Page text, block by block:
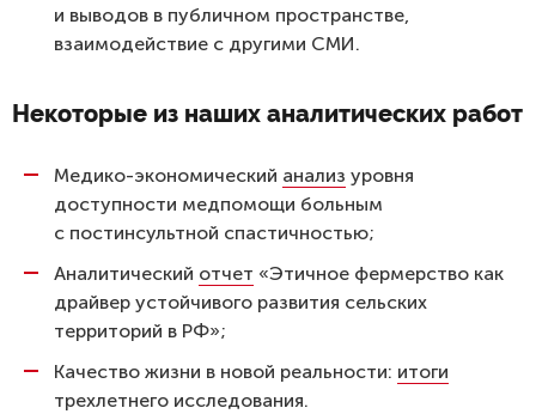
и выводов в публичном пространстве,
взаимодействие с другими СМИ.
Некоторые из наших аналитических работ
Медико-экономический анализ уровня
доступности медпомощи больным
с постинсультной спастичностью;
Аналитический отчет «Этичное фермерство как
драйвер устойчивого развития сельских
территорий в РФ»;
Качество жизни в новой реальности: итоги
трехлетнего исследования.